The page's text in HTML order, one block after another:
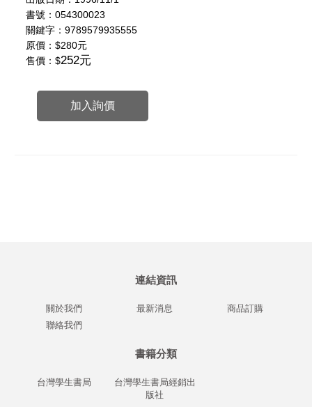
書號：054300023
關鍵字：9789579935555
原價：$280元
售價：$252元
加入詢價
連結資訊
關於我們 最新消息
商品訂購
聯絡我們
書籍分類
台灣學生書局
台灣學生書局經銷出
版社